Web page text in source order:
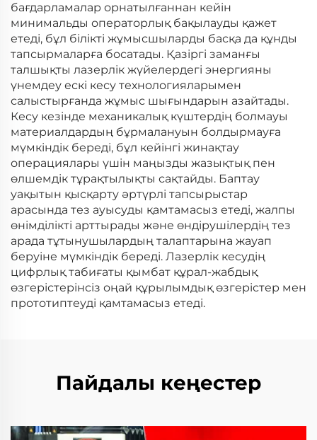
бағдарламалар орнатылғаннан кейін
минимальды операторлық бақылауды қажет
етеді, бұл білікті жұмысшыларды басқа да құнды
тапсырмаларға босатады. Қазіргі заманғы
талшықты лазерлік жүйелердегі энергияны
үнемдеу ескі кесу технологияларымен
салыстырғанда жұмыс шығындарын азайтады.
Кесу кезінде механикалық күштердің болмауы
материалдардың бұрмалануын болдырмауға
мүмкіндік береді, бұл кейінгі жинақтау
операциялары үшін маңызды жазықтық пен
өлшемдік тұрақтылықты сақтайды. Баптау
уақытын қысқарту әртүрлі тапсырыстар
арасында тез ауысуды қамтамасыз етеді, жалпы
өнімділікті арттырады және өндірушілердің тез
арада тұтынушылардың талаптарына жауап
беруіне мүмкіндік береді. Лазерлік кесудің
цифрлық табиғаты қымбат құрал-жабдық
өзгерістерінсіз оңай құрылымдық өзгерістер мен
прототиптеуді қамтамасыз етеді.
Пайдалы кеңестер